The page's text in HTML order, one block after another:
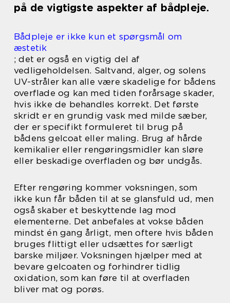
på de vigtigste aspekter af bådpleje.
Bådpleje er ikke kun et spørgsmål om
æstetik
; det er også en vigtig del af
vedligeholdelsen. Saltvand, alger, og solens
UV-stråler kan alle være skadelige for bådens
overflade og kan med tiden forårsage skader,
hvis ikke de behandles korrekt. Det første
skridt er en grundig vask med milde sæber,
der er specifikt formuleret til brug på
bådens gelcoat eller maling. Brug af hårde
kemikalier eller rengøringsmidler kan sløre
eller beskadige overfladen og bør undgås.
Efter rengøring kommer voksningen, som
ikke kun får båden til at se glansfuld ud, men
også skaber et beskyttende lag mod
elementerne. Det anbefales at vokse båden
mindst én gang årligt, men oftere hvis båden
bruges flittigt eller udsættes for særligt
barske miljøer. Voksningen hjælper med at
bevare gelcoaten og forhindrer tidlig
oxidation, som kan føre til at overfladen
bliver mat og porøs.